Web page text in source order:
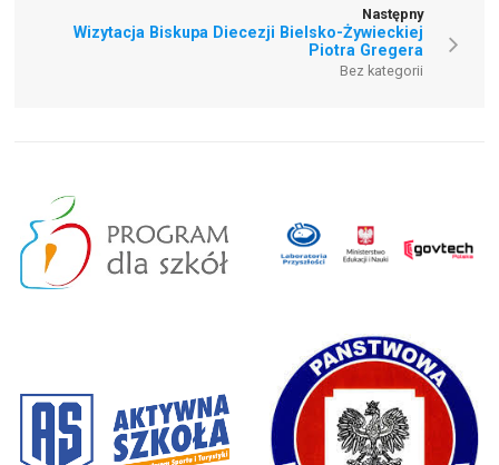
Następny
Wizytacja Biskupa Diecezji Bielsko-Żywieckiej
Piotra Gregera
Bez kategorii